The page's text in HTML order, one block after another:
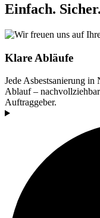
Einfach.
Klare Abläufe
Jede Asbestsanierung
Ablauf –
Auftraggeber.